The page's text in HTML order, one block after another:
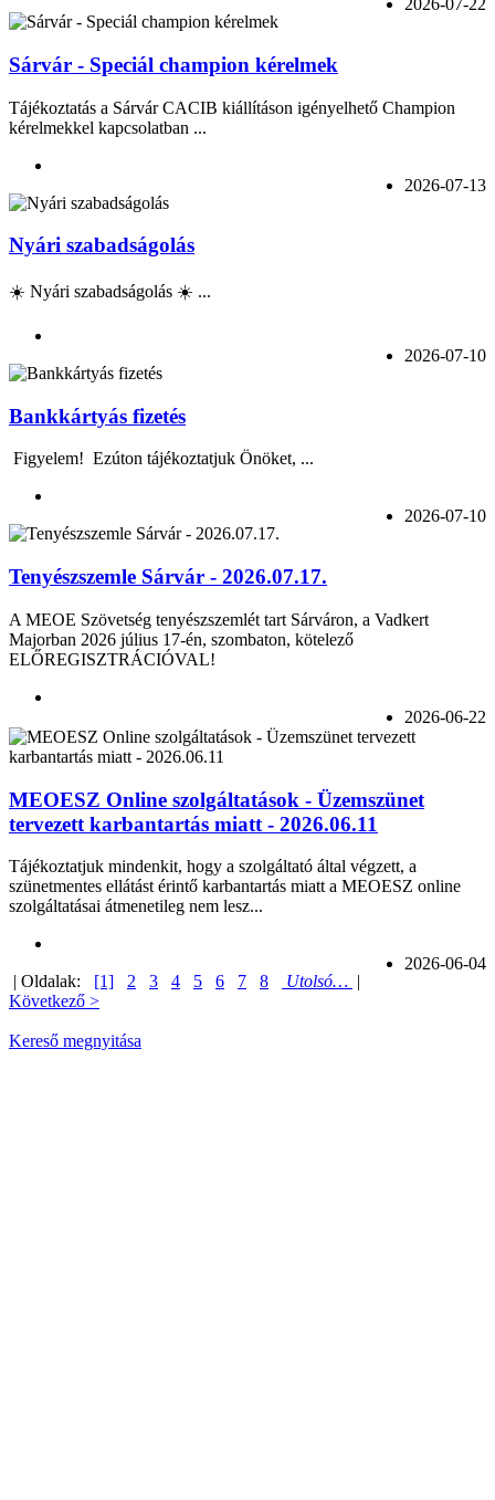
2026-07-22
Sárvár - Speciál champion kérelmek
Tájékoztatás a Sárvár CACIB kiállításon igényelhető Champion
kérelmekkel kapcsolatban ...
2026-07-13
Nyári szabadságolás
☀️ Nyári szabadságolás ☀️ ...
2026-07-10
Bankkártyás fizetés
Figyelem! Ezúton tájékoztatjuk Önöket, ...
2026-07-10
Tenyészszemle Sárvár - 2026.07.17.
A MEOE Szövetség tenyészszemlét tart Sárváron, a Vadkert
Majorban 2026 július 17-én, szombaton, kötelező
ELŐREGISZTRÁCIÓVAL!
2026-06-22
MEOESZ Online szolgáltatások - Üzemszünet
tervezett karbantartás miatt - 2026.06.11
Tájékoztatjuk mindenkit, hogy a szolgáltató által végzett, a
szünetmentes ellátást érintő karbantartás miatt a MEOESZ online
szolgáltatásai átmenetileg nem lesz...
2026-06-04
| Oldalak: [1] 2 3 4 5 6 7 8 Utolsó… |
Következő >
Kereső megnyitása